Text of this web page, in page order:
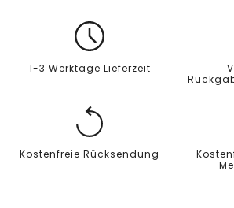
1-3 Werktage Lieferzeit
Kostenfreie Rücksendung